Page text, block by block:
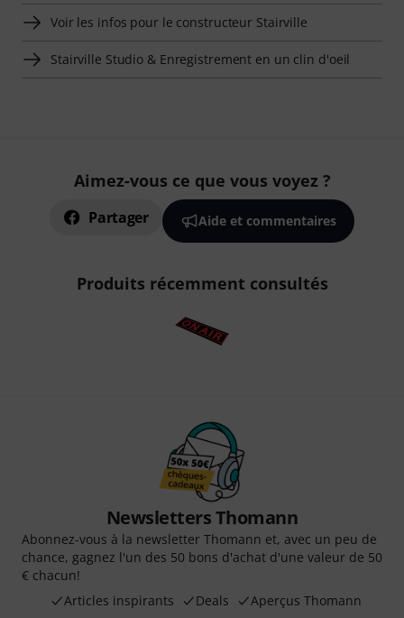
Voir les infos pour le constructeur Stairville
Stairville Studio & Enregistrement en un clin d'oeil
Aimez-vous ce que vous voyez ?
Partager Aide et commentaires
Produits récemment consultés
Newsletters Thomann
Abonnez-vous à la newsletter Thomann et, avec un peu de
chance, gagnez l'un des 50 bons d'achat d'une valeur de 50
€ chacun!
Articles inspirants
Deals Aperçus Thomann